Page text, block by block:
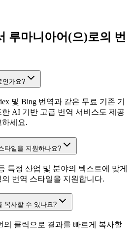
루마니아어(으)로의 번
인가요?
및 Bing 번역과 같은 무료 기존 기
AI 기반 고급 번역 서비스도 제공
하세요.
타일을 지원하나요?
특정 산업 및 분야의 텍스트에 맞게
번역 스타일을 지원합니다.
복사할 수 있나요?
의 클릭으로 결과를 빠르게 복사할